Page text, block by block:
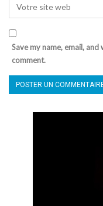
Save my name, email,
comment.